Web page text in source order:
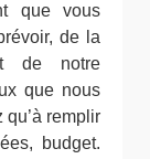
que vous
de la
de notre
que nous
qu’à remplir
budget.